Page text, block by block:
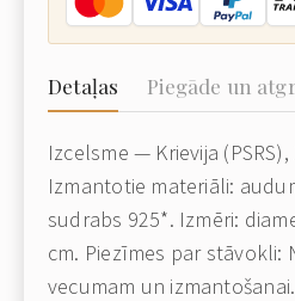
Detaļas Piegāde un
Izcelsme — Krievija (PSRS),
Izmantotie materiāli:
sudrabs 925*. Izmēri:
cm. Piezīmes par stāvokli:
vecumam un izmantošanai.